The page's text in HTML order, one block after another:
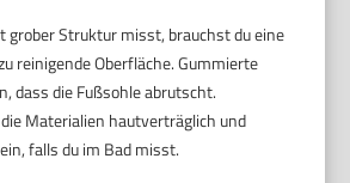
grober Struktur misst, brauchst du eine
reinigende Oberfläche. Gummierte
dass die Fußsohle abrutscht.
Materialien hautverträglich und
falls du im Bad misst.